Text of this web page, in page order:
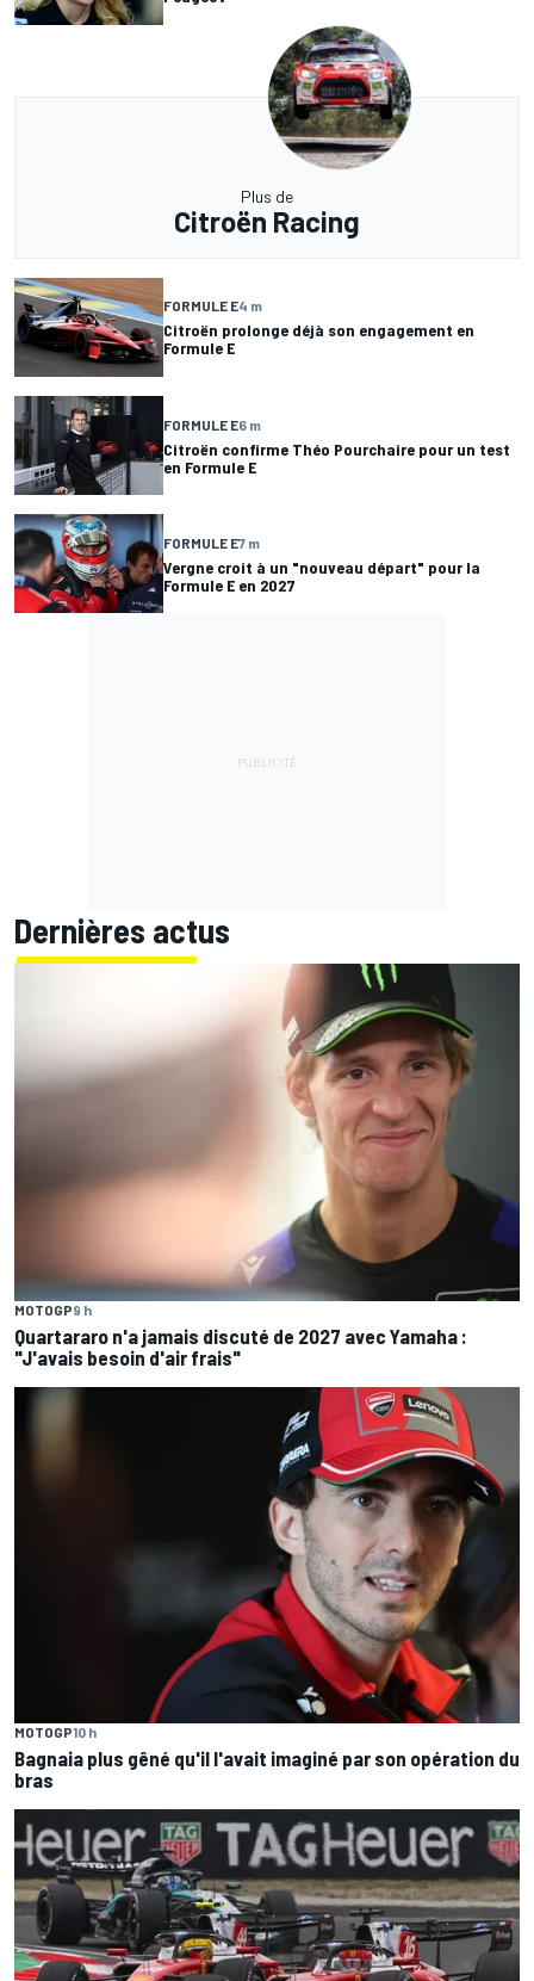
Plus de
Citroën Racing
FORMULE E4 m
Citroën prolonge déjà son engagement en
Formule E
FORMULE E6 m
Citroën confirme Théo Pourchaire pour un test
en Formule E
FORMULE E7 m
Vergne croit à un "nouveau départ" pour la
Formule E en 2027
Dernières actus
MOTOGP9 h
Quartararo n'a jamais discuté de 2027 avec Yamaha :
"J'avais besoin d'air frais"
MOTOGP10 h
Bagnaia plus gêné qu'il l'avait imaginé par son opération du
bras